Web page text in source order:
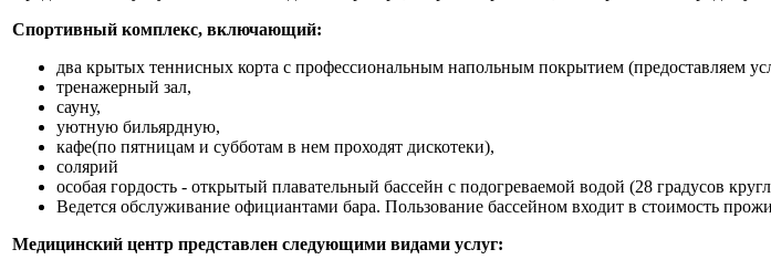
Спортивный комплекс, включающий:
два крытых теннисных корта с профессиональным напольным покрытием (предоставляем
тренажерный зал,
сауну,
уютную бильярдную,
кафе(по пятницам и субботам в нем проходят дискотеки),
солярий
особая гордость - открытый плавательный бассейн с подогреваемой водой (28 градусов
Ведется обслуживание официантами бара. Пользование бассейном входит в стоимость
Медицинский центр представлен следующими видами услуг: